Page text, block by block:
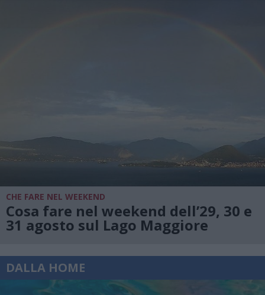
CHE FARE NEL WEEKEND
Cosa fare nel weekend dell’29, 30 e
31 agosto sul Lago Maggiore
DALLA HOME